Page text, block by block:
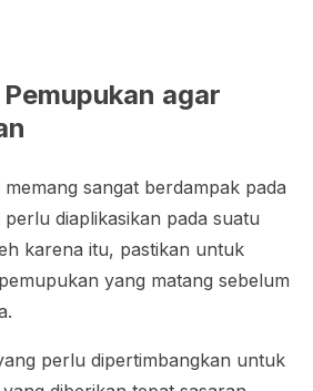
agar
sangat berdampak pada
diaplikasikan pada suatu
karena itu, pastikan untuk
yang matang sebelum
perlu dipertimbangkan untuk